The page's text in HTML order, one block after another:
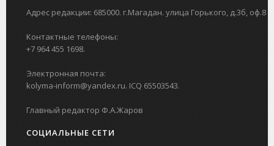
Адрес редакции: 685000. г.Магадан. улица Горького, д.3б, оф.8
Контактные телефоны:
+7 964 455 1698.
Электронная почта:
kolyma-inform@yandex.ru. ICQ 65503543.
Главный редактор Ф.А.Жаров
СОЦИАЛЬНЫЕ СЕТИ